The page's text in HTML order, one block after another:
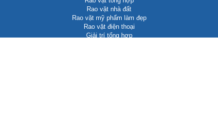
Rao vặt nhà đất
Rao vặt mỹ phẩm làm đẹp
Rao vặt điện thoại
Giải trí tổng hợp